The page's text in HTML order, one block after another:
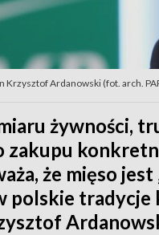
Ardanowski (fot. arch.
żywności,
zakupu
że mięso
polskie